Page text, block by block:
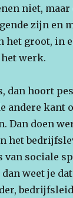
niet,
zijn en
het groot, in
werk.
hoort
andere kant
Dan doen
het
van sociale
weet je